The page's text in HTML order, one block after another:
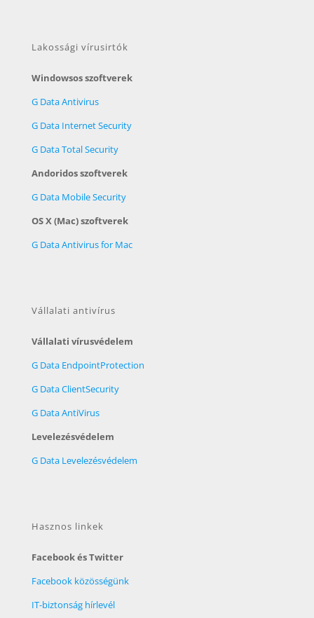
Lakossági vírusirtók
Windowsos szoftverek
G Data Antivirus
G Data Internet Security
G Data Total Security
Andoridos szoftverek
G Data Mobile Security
OS X (Mac) szoftverek
G Data Antivirus for Mac
Vállalati antivírus
Vállalati vírusvédelem
G Data EndpointProtection
G Data ClientSecurity
G Data AntiVirus
Levelezésvédelem
G Data Levelezésvédelem
Hasznos linkek
Facebook és Twitter
Facebook közösségünk
IT-biztonság hírlevél